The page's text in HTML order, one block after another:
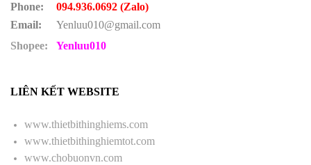
Phone:
094.936.0692 (Zalo)
Email:
Yenluu010@gmail.com
Shopee:
Yenluu010
LIÊN KẾT WEBSITE
www.thietbithinghiems.com
www.thietbithinghiemtot.com
www.chobuonvn.com